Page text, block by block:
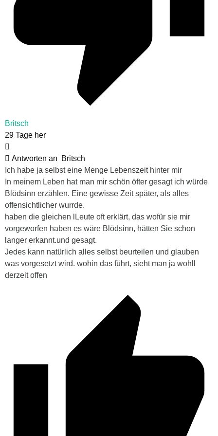
Britsch
29 Tage her
Antworten an
Britsch
Ich habe ja selbst eine Menge Lebenszeit hinter mir
In meinem Leben hat man mir schön öfter gesagt ich würde
Blödsinn erzählen. Eine gewisse Zeit später, als alles
offensichtlicher wurrde.
haben die gleichen lLeute oft erklärt, das wofür sie mir
vorgeworfen haben es wäre Blödsinn, hätten Sie schon
langer erkannt.und gesagt.
Jedes kann natürlich alles selbst beurteilen und glauben
was vorgesetzt wird. wohin das führt, sieht man ja wohll
derzeit offen